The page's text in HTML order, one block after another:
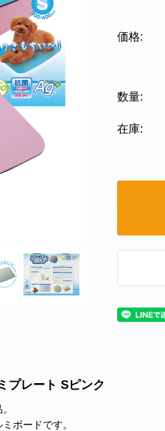
価格:
数量:
在庫:
プレート Sピンク
ボードです。